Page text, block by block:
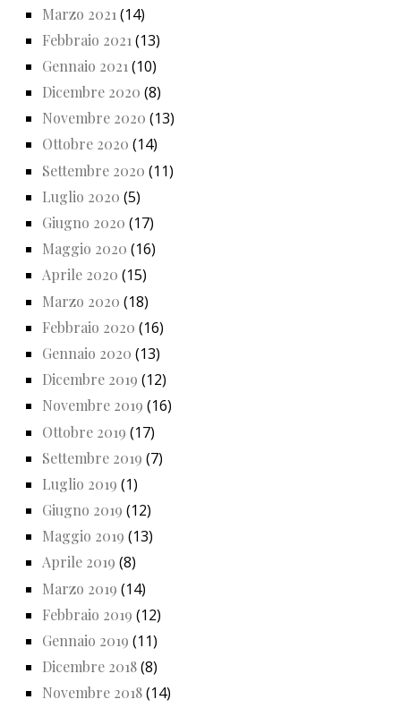
Marzo 2021 (14)
Febbraio 2021 (13)
Gennaio 2021 (10)
Dicembre 2020 (8)
Novembre 2020 (13)
Ottobre 2020 (14)
Settembre 2020 (11)
Luglio 2020 (5)
Giugno 2020 (17)
Maggio 2020 (16)
Aprile 2020 (15)
Marzo 2020 (18)
Febbraio 2020 (16)
Gennaio 2020 (13)
Dicembre 2019 (12)
Novembre 2019 (16)
Ottobre 2019 (17)
Settembre 2019 (7)
Luglio 2019 (1)
Giugno 2019 (12)
Maggio 2019 (13)
Aprile 2019 (8)
Marzo 2019 (14)
Febbraio 2019 (12)
Gennaio 2019 (11)
Dicembre 2018(8)
Novembre 2018(14)